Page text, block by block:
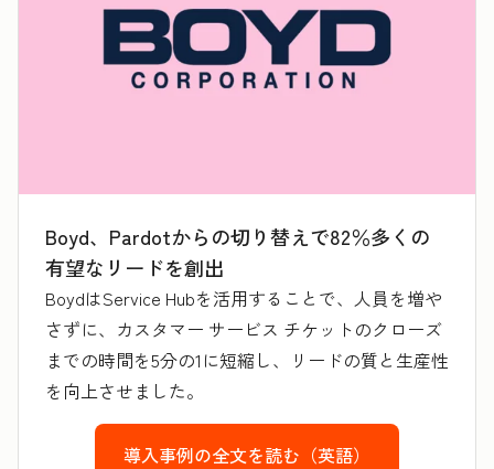
Boyd、Pardotからの切り替えで82％多くの
有望なリードを創出
BoydはService Hubを活用することで、人員を増や
さずに、カスタマー サービス チケットのクローズ
までの時間を5分の1に短縮し、リードの質と生産性
を向上させました。
導入事例の全文を読む（英語）